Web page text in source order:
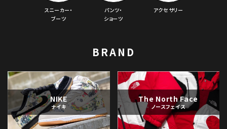
在庫のない商品を表示する
スニーカー・
ブーツ
パンツ・
ショーツ
アクセサリー
BRAND
NIKE
ナイキ
The North Face
ノースフェイス